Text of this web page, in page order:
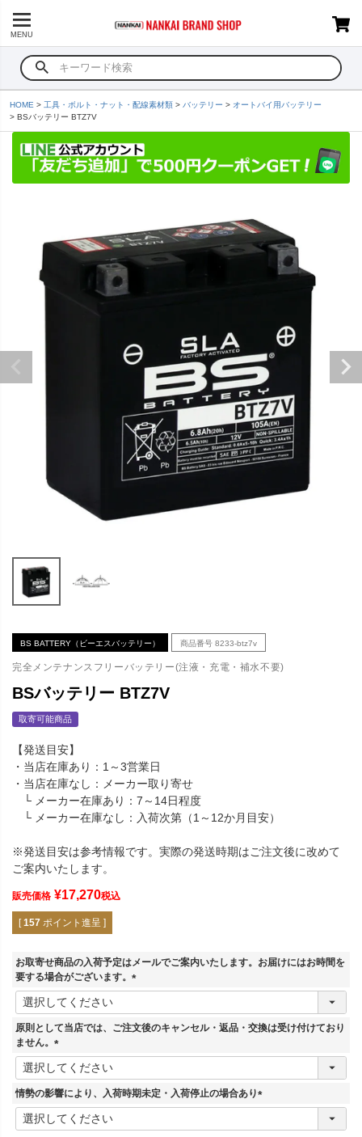
MENU
HOME 工具・ボルト・ナット・配線素材類 バッテリー
オートバイ用バッテリー
BSバッテリー BTZ7V
BS BATTERY（ビーエスバッテリー） 商品番号 8233-btz7v
完全メンテナンスフリーバッテリー(注液・充電・補水不要)
BSバッテリー BTZ7V
取寄可能商品
【発送目安】
・当店在庫あり：1～3営業日
・当店在庫なし：メーカー取り寄せ
└ メーカー在庫あり：7～14日程度
└ メーカー在庫なし：入荷次第（1～12か月目安）
※発送目安は参考情報です。実際の発送時期はご注文後に改めて
ご案内いたします。
販売価格 ¥17,270税込
[ 157 ポイント進呈 ]
お取寄せ商品の入荷予定はメールでご案内いたします。お届けにはお時間を
要する場合がございます。
(
須
原則として当店では、ご注文後のキャンセル・返品・交換は受け付けており
ません。
(
必
須
情勢の影響により、入荷時期未定・入荷停止の場合あり
(